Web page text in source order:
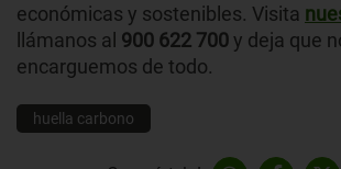
económicas y sostenibles. Visita
llámanos al 900 622 700y deja que
encarguemos de todo.
huella carbono